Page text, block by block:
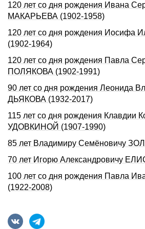
120 лет со дня рождения Ивана
МАКАРЬЕВА (1902-1958)
120 лет со дня рождения Иосифа
(1902-1964)
120 лет со дня рождения Павла
ПОЛЯКОВА (1902-1991)
90 лет со дня рождения Леонида
ДЬЯКОВА (1932-2017)
115 лет со дня рождения Клавдии
УДОВКИНОЙ (1907-1990)
85 лет Владимиру Семёновичу
70 лет Игоpю Александpовичу
100 лет со дня рождения Павла
(1922-2008)